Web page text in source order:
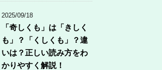
2025/09/18
「奇しくも」は「きしく
も」？「くしくも」？違
いは？正しい読み方をわ
かりやすく解説！